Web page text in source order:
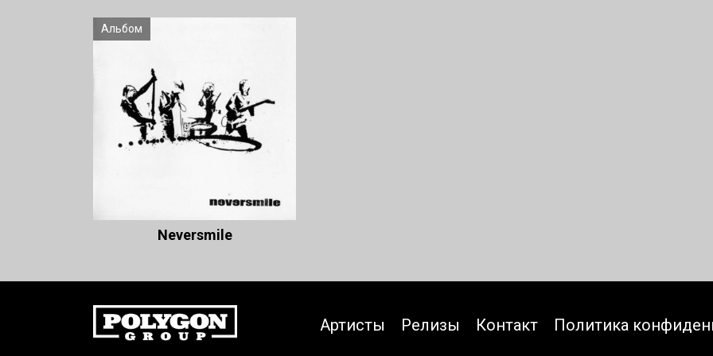
Альбом
Neversmile
Артисты Релизы Контакт Политика